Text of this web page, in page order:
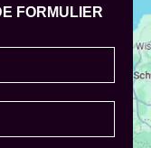
FORMULIER